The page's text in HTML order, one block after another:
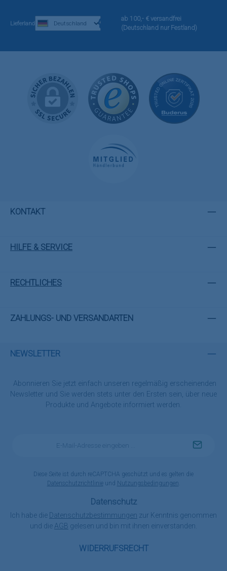
Lieferland
ab 100,- € versandfrei
(Deutschland nur Festland)
KONTAKT
HILFE & SERVICE
RECHTLICHES
ZAHLUNGS- UND VERSANDARTEN
WIDERRUFSRECHT
NEWSLETTER
Abonnieren Sie jetzt einfach unseren regelmäßig erscheinenden
Newsletter und Sie werden stets unter den Ersten sein, über neue
Produkte und Angebote informiert werden.
Diese Seite ist durch reCAPTCHA geschützt und es gelten die
Datenschutzrichtlinieund Nutzungsbedingungen
Datenschutz
Ich habe die Datenschutzbestimmungen zur Kenntnis genommen
und die AGB gelesen und bin mit ihnen einverstanden.